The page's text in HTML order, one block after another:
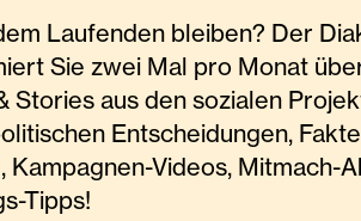
Laufenden bleiben? Der
Sie zwei Mal pro Monat
Stories aus den sozialen
Entscheidungen,
Kampagnen-Videos, Mitmach-
Tipps!